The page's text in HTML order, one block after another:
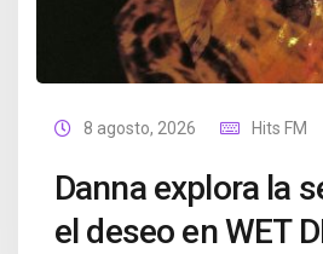
8 agosto, 2026 Hits FM
Danna explora la
el deseo en WET